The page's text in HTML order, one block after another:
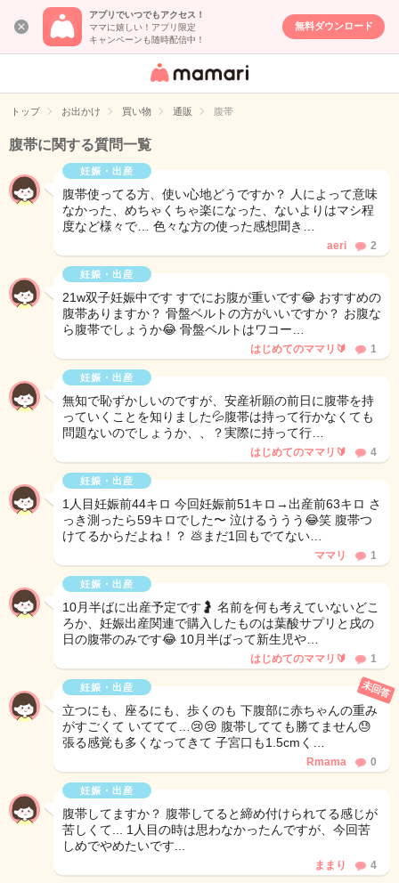
アプリでいつでもアクセス！
ママに嬉しい！アプリ限定
キャンペーンも随時配信中！
無料ダウンロード
女性専用匿名QA
イト
トップ お出かけ 買い物 通販 腹帯
腹帯に関する質問一覧
妊娠・出産
腹帯使ってる方、使い心地どうですか？ 人によって意味
なかった、めちゃくちゃ楽になった、ないよりはマシ程
度など様々で… 色々な方の使った感想聞き…
aeri 2
妊娠・出産
21w双子妊娠中です すでにお腹が重いです😂 おすすめの
腹帯ありますか？ 骨盤ベルトの方がいいですか？ お腹な
ら腹帯でしょうか😂 骨盤ベルトはワコー…
はじめてのママリ🔰 1
妊娠・出産
無知で恥ずかしいのですが、安産祈願の前日に腹帯を持
っていくことを知りました💦腹帯は持って行かなくても
問題ないのでしょうか、、？実際に持って行…
はじめてのママリ🔰 4
妊娠・出産
1人目妊娠前44キロ 今回妊娠前51キロ→出産前63キロ さ
っき測ったら59キロでした〜 泣けるううう😂笑 腹帯つ
けてるからだよね！？ 💩まだ1回もでてない…
ママリ 1
妊娠・出産
10月半ばに出産予定です🤰 名前を何も考えていないどこ
ろか、妊娠出産関連で購入したものは葉酸サプリと戌の
日の腹帯のみです😂 10月半ばって新生児や…
はじめてのママリ🔰 1
妊娠・出産
立つにも、座るにも、歩くのも 下腹部に赤ちゃんの重み
がすごくて いててて…😢😢 腹帯してても勝てません😓
張る感覚も多くなってきて 子宮口も1.5cmく…
未回答
Rmama 0
妊娠・出産
腹帯してますか？ 腹帯してると締め付けられてる感じが
苦しくて... 1人目の時は思わなかったんですが、今回苦
しめでやめたいです...
ままり 4